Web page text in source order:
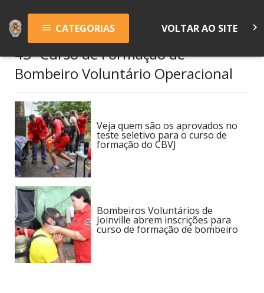
menu CATEGORIAS VOLTAR AO SITE keyboard_arrow_right
43º Curso de Formação de
Bombeiro Voluntário Operacional
Veja quem são os aprovados no
teste seletivo para o curso de
formação do CBVJ
Bombeiros Voluntários de
Joinville abrem inscrições para
curso de formação de bombeiro